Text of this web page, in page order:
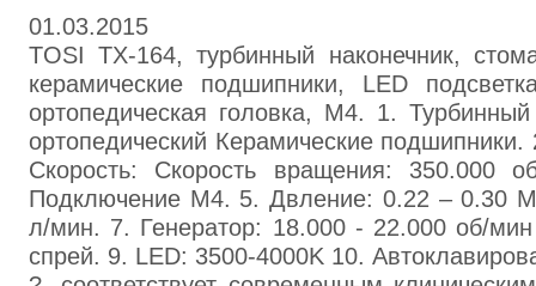
01.03.2015
TOSI TX-164, турбинный наконечник,
керамические подшипники, LED
ортопедическая головка, М4. 1.
ортопедический Керамические
Скорость: Скорость вращения: 350.000
Подключение М4. 5. Двление: 0.22 – 0.30
л/мин. 7. Генератор: 18.000 - 22.000 об/
спрей. 9. LED: 3500-4000K 10.